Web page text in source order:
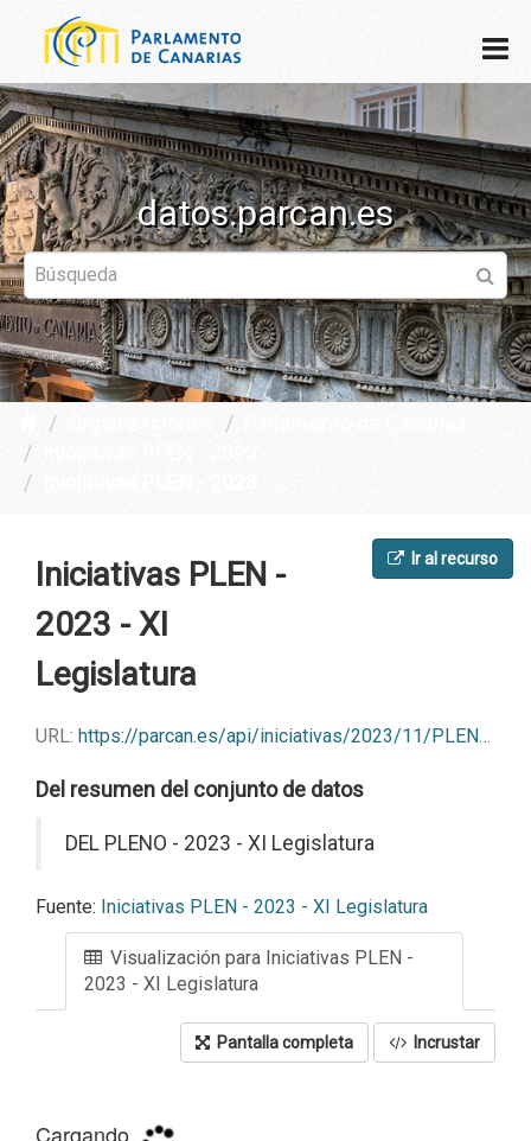
datos.parcan.es
Ir al recurso
Iniciativas PLEN -
2023 - XI
Legislatura
URL: https://parcan.es/api/iniciativas/2023/11/PLEN?format=csv
Del resumen del conjunto de datos
DEL PLENO - 2023 - XI Legislatura
Fuente: Iniciativas PLEN - 2023 - XI Legislatura
Visualización para Iniciativas PLEN -
2023 - XI Legislatura
Pantalla completa Incrustar